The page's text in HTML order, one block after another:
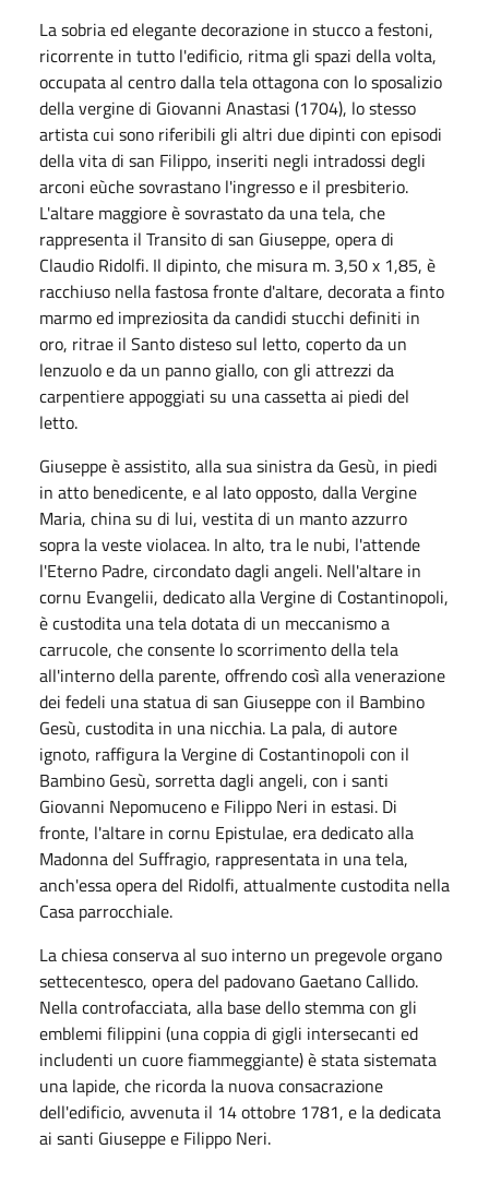
La sobria ed elegante decorazione in stucco a festoni,
ricorrente in tutto l'edificio, ritma gli spazi della volta,
occupata al centro dalla tela ottagona con lo sposalizio
della vergine di Giovanni Anastasi (1704), lo stesso
artista cui sono riferibili gli altri due dipinti con episodi
della vita di san Filippo, inseriti negli intradossi degli
arconi eùche sovrastano l'ingresso e il presbiterio.
L'altare maggiore è sovrastato da una tela, che
rappresenta il Transito di san Giuseppe, opera di
Claudio Ridolfi. Il dipinto, che misura m. 3,50 x 1,85, è
racchiuso nella fastosa fronte d'altare, decorata a finto
marmo ed impreziosita da candidi stucchi definiti in
oro, ritrae il Santo disteso sul letto, coperto da un
lenzuolo e da un panno giallo, con gli attrezzi da
carpentiere appoggiati su una cassetta ai piedi del
letto.
Giuseppe è assistito, alla sua sinistra da Gesù, in piedi
in atto benedicente, e al lato opposto, dalla Vergine
Maria, china su di lui, vestita di un manto azzurro
sopra la veste violacea. In alto, tra le nubi, l'attende
l'Eterno Padre, circondato dagli angeli. Nell'altare in
cornu Evangelii, dedicato alla Vergine di Costantinopoli,
è custodita una tela dotata di un meccanismo a
carrucole, che consente lo scorrimento della tela
all'interno della parente, offrendo così alla venerazione
dei fedeli una statua di san Giuseppe con il Bambino
Gesù, custodita in una nicchia. La pala, di autore
ignoto, raffigura la Vergine di Costantinopoli con il
Bambino Gesù, sorretta dagli angeli, con i santi
Giovanni Nepomuceno e Filippo Neri in estasi. Di
fronte, l'altare in cornu Epistulae, era dedicato alla
Madonna del Suffragio, rappresentata in una tela,
anch'essa opera del Ridolfi, attualmente custodita nella
Casa parrocchiale.
La chiesa conserva al suo interno un pregevole organo
settecentesco, opera del padovano Gaetano Callido.
Nella controfacciata, alla base dello stemma con gli
emblemi filippini (una coppia di gigli intersecanti ed
includenti un cuore fiammeggiante) è stata sistemata
una lapide, che ricorda la nuova consacrazione
dell'edificio, avvenuta il 14 ottobre 1781, e la dedicata
ai santi Giuseppe e Filippo Neri.